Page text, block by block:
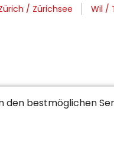
/ Zürichsee Wil /
den bestmöglichen